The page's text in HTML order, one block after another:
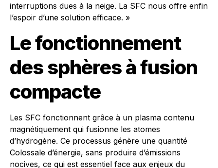
interruptions dues à la neige. La SFC nous offre enfin
l’espoir d’une solution efficace. »
Le fonctionnement
des sphères à fusion
compacte
Les SFC fonctionnent grâce à un plasma contenu
magnétiquement qui fusionne les atomes
d’hydrogène. Ce processus génère une quantité
Colossale d’énergie, sans produire d’émissions
nocives, ce qui est essentiel face aux enjeux du